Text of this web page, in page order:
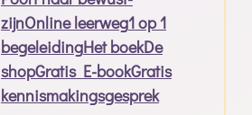
zijnOnline leerweg1 op 1
begeleidingHet boekDe
shopGratis E-bookGratis
kennismakingsgesprek